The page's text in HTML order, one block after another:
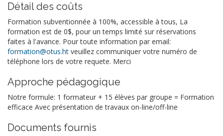
Détail des coûts
Formation subventionnée à 100%, accessible à tous, La
formation est de 0$, pour un temps limité sur réservations
faites à l'avance. Pour toute information par email:
formation@otus.ht veuillez communiquer votre numéro de
téléphone lors de votre requete. Merci
Approche pédagogique
Notre formule: 1 formateur + 15 élèves par groupe = Formation
efficace Avec présentation de travaux on-line/off-line
Documents fournis